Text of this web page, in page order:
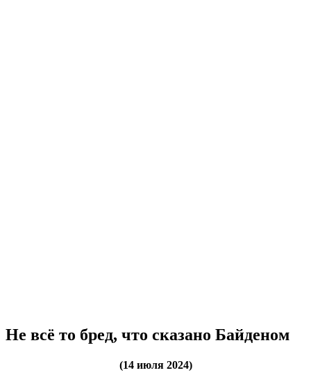
Не всё то бред, что сказано Байденом
(14 июля 2024)